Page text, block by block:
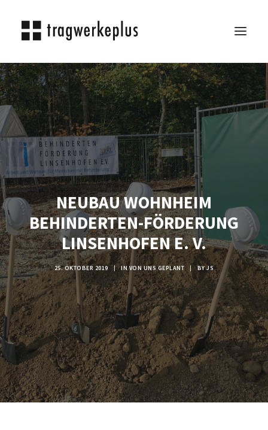
TRAGWERKEPLUS
BLOG
REFERENZEN
ÜBER UNS
KARRIERE
KONTAKT
SEARCHNEUBAU WOHNHEIM
BEHINDERTEN-FÖRDERUNG
LINSENHOFEN E. V.
25. OKTOBER 2019 | INVON UNS GEPLANT | BYJS